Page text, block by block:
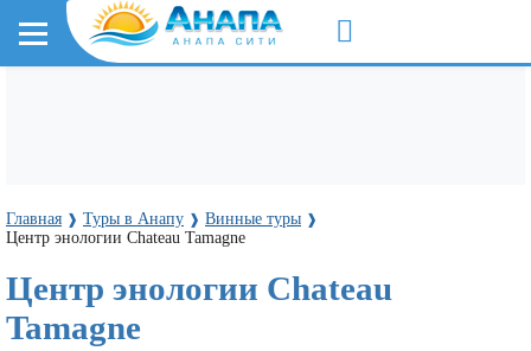
Главная ❱ Туры в Анапу ❱ Винные туры ❱
Центр энологии Chateau Tamagne
Центр энологии Chateau
Tamagne